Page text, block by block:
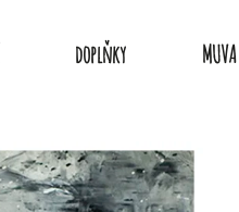
doplňky MUVA